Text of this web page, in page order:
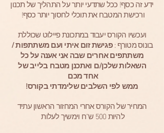
ידע זה כסף! ככל שתדעי יותר על התהליך של תכנון
ורכישת המטבח את תוכלי לחסוך יותר כסף!
ועכשיו הקורס יעבוד במתכונת פיילוט שכוללת
בונוס מטורף :פגישת זום איתי ועם משתתפות /
משתתפים אחרים שבה אני אענה על כל
השאלות שלכן/ם ואתכנן מטבח בלייב של
אחד מכם
ממש לפי השלבים שלימדתי בקורס!
המחיר של הקורס אחרי המחזור הראשון עתיד
להיות 500 ש"ח וימשיך לעלות